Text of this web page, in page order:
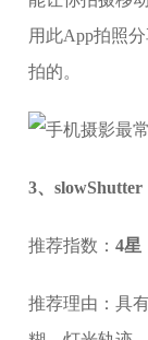
用此App拍照
拍的。
3、slowShutter
推荐指数：4星
推荐理由：具